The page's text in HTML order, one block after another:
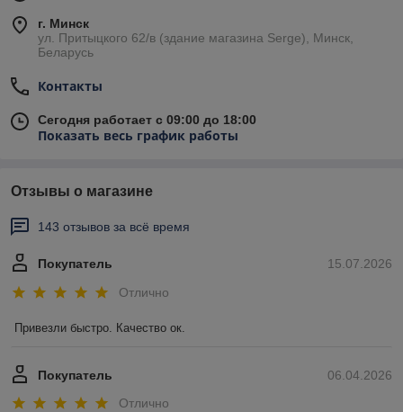
г. Минск
ул. Притыцкого 62/в (здание магазина Serge), Минск,
Беларусь
Контакты
Сегодня работает с 09:00 до 18:00
Показать весь график работы
Отзывы о магазине
143 отзывов за всё время
15.07.2026
Покупатель
Отлично
Привезли быстро. Качество ок.
06.04.2026
Покупатель
Отлично